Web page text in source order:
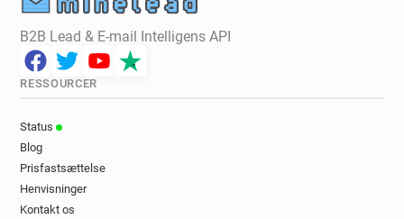
B2B Lead & E-mail Intelligens API
RESSOURCER
Status
Blog
Prisfastsættelse
Henvisninger
Kontakt os